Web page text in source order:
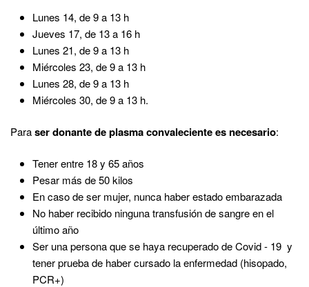
Lunes 14, de 9 a 13 h
Jueves 17, de 13 a 16 h
Lunes 21, de 9 a 13 h
Miércoles 23, de 9 a 13 h
Lunes 28, de 9 a 13 h
Miércoles 30, de 9 a 13 h.
Paraser donante de plasma convaleciente es necesario:
Tener entre 18 y 65 años
Pesar más de 50 kilos
En caso de ser mujer, nunca haber estado embarazada
No haber recibido ninguna transfusión de sangre en el
último año
Ser una persona que se haya recuperado de Covid - 19 y
tener prueba de haber cursado la enfermedad (hisopado,
PCR+)